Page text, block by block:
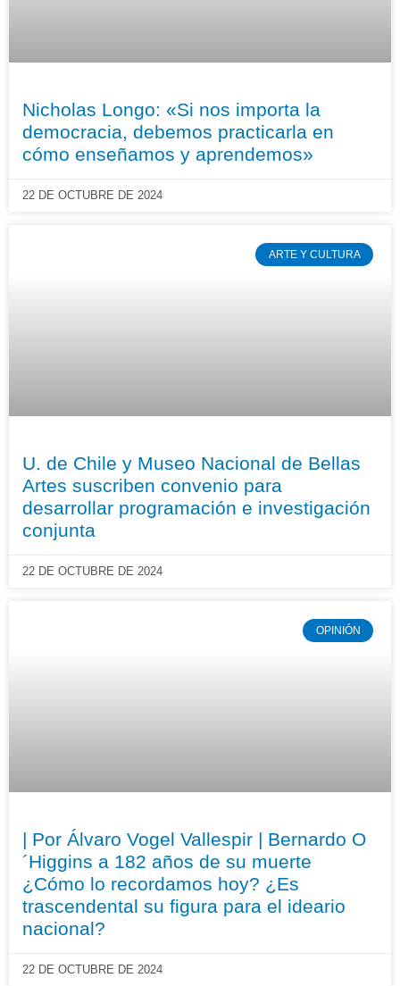
Nicholas Longo: «Si nos importa la
democracia, debemos practicarla en
cómo enseñamos y aprendemos»
22 DE OCTUBRE DE 2024
ARTE Y CULTURA
U. de Chile y Museo Nacional de Bellas
Artes suscriben convenio para
desarrollar programación e investigación
conjunta
22 DE OCTUBRE DE 2024
OPINIÓN
| Por Álvaro Vogel Vallespir | Bernardo O
´Higgins a 182 años de su muerte
¿Cómo lo recordamos hoy? ¿Es
trascendental su figura para el ideario
nacional?
22 DE OCTUBRE DE 2024